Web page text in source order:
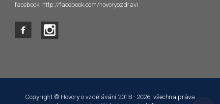
facebook: http://facebook.com/hovoryozdravi
Copyright © Hovory o vzdělávání 2018 - 2026, všechna práva
souhlasíte.